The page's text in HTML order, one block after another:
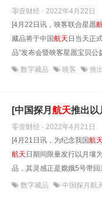
零壹财经 · 2022年4月22日
[4月22日讯，映客联合星愿
藏品将于中国航天 日当天正
品”发布会暨映客星愿宝贝
数字藏品 映客 推出
[中国探月 航天推出以
零壹财经 · 2022年4月21日
[4月21日讯，为纪念我国航天
航天 日期间限量发行以月壤
品，其灵感正是嫦娥5号带
数字藏品 中国探月航